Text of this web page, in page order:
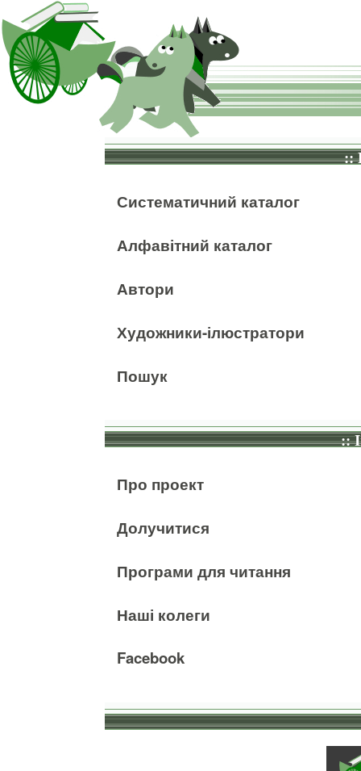
::
Систематичний каталог
Алфавітний каталог
Автори
Художники-ілюстратори
Пошук
::
Про проект
Долучитися
Програми для читання
Наші колеги
Facebook